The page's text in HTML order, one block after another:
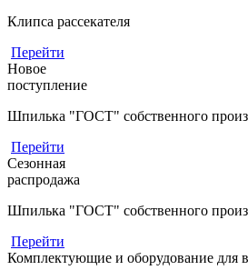
Клипса рассекателя
Перейти
Новое
поступление
Шпилька "ГОСТ" собственного
Перейти
Сезонная
распродажа
Шпилька "ГОСТ" собственного
Перейти
Комплектующие и оборудование для